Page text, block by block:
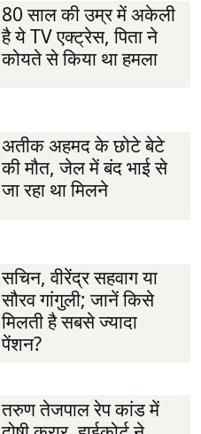
80 साल की उम्र में अकेली
है ये TV एक्ट्रेस, पिता ने
कोयते से किया था हमला
अतीक अहमद के छोटे बेटे
की मौत, जेल में बंद भाई से
जा रहा था मिलने
सचिन, वीरेंद्र सहवाग या
सौरव गांगुली; जानें किसे
मिलती है सबसे ज्यादा
पेंशन?
तरुण तेजपाल रेप कांड में